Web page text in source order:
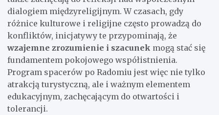
dialogiem międzyreligijnym. W czasach, gdy
różnice kulturowe i religijne często prowadzą do
konfliktów, inicjatywy te przypominają, że
wzajemne zrozumienie i szacunek mogą stać się
fundamentem pokojowego współistnienia.
Program spacerów po Radomiu jest więc nie tylko
atrakcją turystyczną, ale i ważnym elementem
edukacyjnym, zachęcającym do otwartości i
tolerancji.